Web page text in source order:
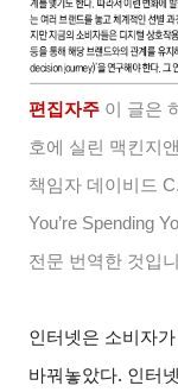
편집자주 이 글은
호에 실린 맥킨지
책임자 데이비드
You’re Spending
전문 번역한 것입
인터넷은 소비자
바꿔놓았다. 인터